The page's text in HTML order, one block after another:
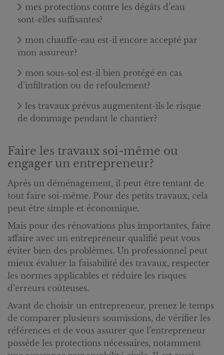
mes protections contre les dégâts d’eau
sont-elles suffisantes?
mon chauffe-eau est-il encore accepté par
mon assureur?
mon sous-sol est-il bien protégé en cas
d’infiltration ou de refoulement?
les travaux prévus augmentent-ils le risque
de dommage pendant le chantier?
Faire les travaux soi-même ou
engager un entrepreneur?
Après un déménagement, il peut être tentant de
tout faire soi-même. Pour des petits travaux, cela
peut être simple et économique.
Mais pour des rénovations plus importantes, faire
affaire avec un entrepreneur qualifié peut vous
éviter bien des problèmes. Un professionnel peut
mieux évaluer la faisabilité des travaux, respecter
les normes applicables et réduire les risques
d’erreurs coûteuses.
Avant de choisir un entrepreneur, prenez le temps
de comparer plusieurs soumissions, de vérifier les
références et de vous assurer que l’entrepreneur
possède les protections nécessaires, notamment